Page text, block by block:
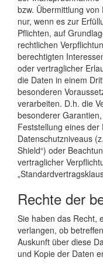
bzw. Übermittlung
nur, wenn es zur
Pflichten, auf
rechtlichen
berechtigten
oder vertraglicher
die Daten in einem
besonderen
verarbeiten. D.h. die
besonderer
Feststellung eines der
Datenschutzniveaus
Shield“) oder
vertraglicher
Rechte der
Sie haben das Recht,
verlangen, ob
Auskunft über diese
und Kopie der Daten